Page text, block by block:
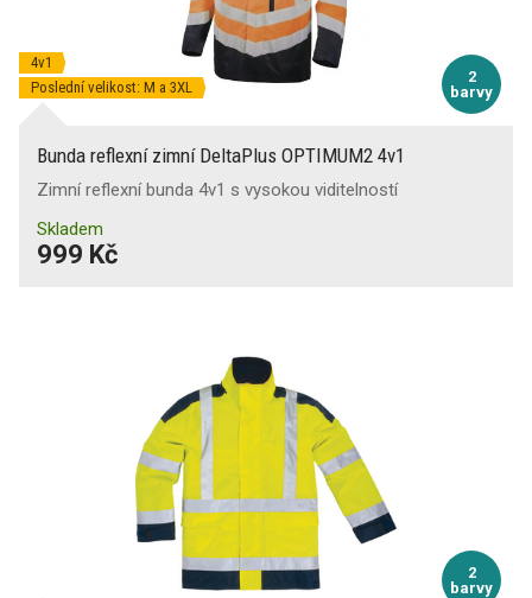
2
barvy
4v1
Poslední velikost: M a 3XL
Bunda reflexní zimní DeltaPlus OPTIMUM2 4v1
Zimní reflexní bunda 4v1 s vysokou viditelností
Skladem
999 Kč
2
barvy